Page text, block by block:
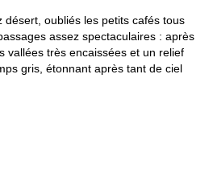
oubliés les petits cafés tous
assez spectaculaires : après
vallées très encaissées et un relief
gris, étonnant après tant de ciel